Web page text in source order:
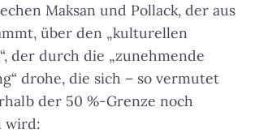
Maksan und Pollack, der aus
über den „kulturellen
der durch die „zunehmende
drohe, die sich – so vermutet
der 50 %-Grenze noch
wird: